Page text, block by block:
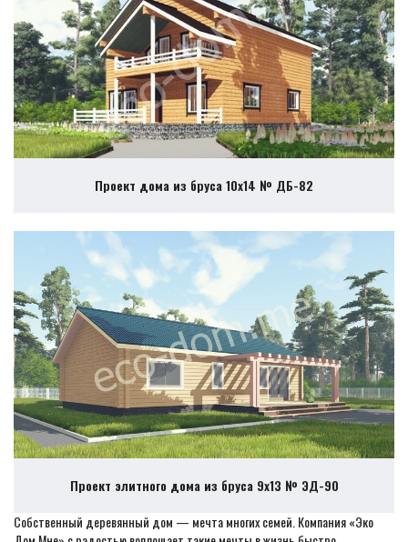
Проект дома из бруса 10х14 № ДБ-82
Проект элитного дома из бруса 9х13 № ЭД-90
Собственный деревянный дом — мечта многих семей. Компания «Эко